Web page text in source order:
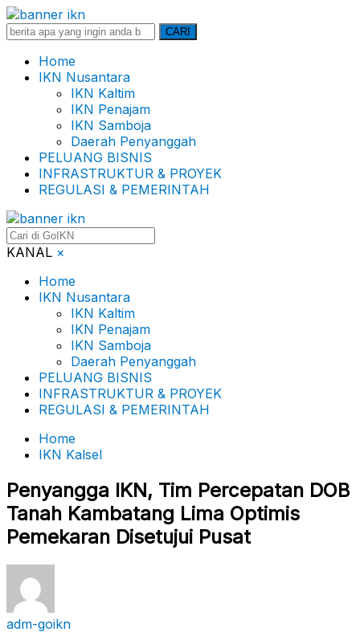
Search
CARI
Home
IKN Nusantara
IKN Kaltim
IKN Penajam
IKN Samboja
Daerah Penyanggah
PELUANG BISNIS
INFRASTRUKTUR & PROYEK
REGULASI & PEMERINTAH
KANAL ×
Home
IKN Nusantara
IKN Kaltim
IKN Penajam
IKN Samboja
Daerah Penyanggah
PELUANG BISNIS
INFRASTRUKTUR & PROYEK
REGULASI & PEMERINTAH
Home
IKN Kalsel
Penyangga IKN, Tim Percepatan DOB
Tanah Kambatang Lima Optimis
Pemekaran Disetujui Pusat
adm-goikn